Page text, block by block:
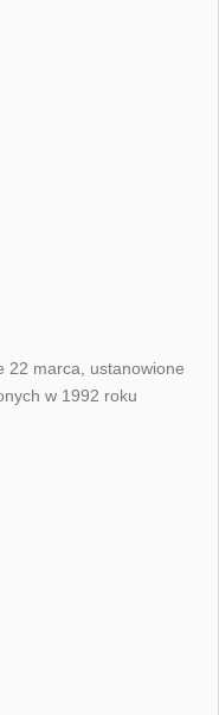
22 marca, ustanowione
w 1992 roku